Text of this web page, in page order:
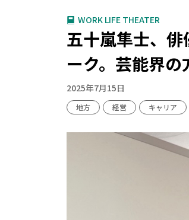
WORK LIFE THEATER
五十嵐隼士、
ーク。芸能界の
2025年7月15日
地方 経営 キャリア